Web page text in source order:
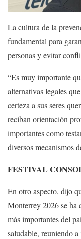
La cultura de la
fundamental para
personas y evitar
“Es muy importante
alternativas legales
certeza a sus seres
reciban orientación
importantes como
diversos mecanismos
FESTIVAL
En otro aspecto, dijo
Monterrey 2026 se ha
más importantes del
saludable, reuniendo